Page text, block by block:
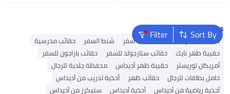
Sort By
FilterPopular Searches
حقائب السفر مظلة حقائب سفر شنط السفر
حقائب مدرسية
حقيبة ظهر نايك
حقائب ستارجولد للسفر
حقائب باراجون للسفر
أمريكان توريستر
حقيبة ظهر أديداس
محفظة جلدية للرجال
حامل بطاقات للرجال
حقائب ظهر
أحذية تدريب من أديداس
أحذية رياضية من أديداس
أحذية أديداس
سنيكرز من أديداس